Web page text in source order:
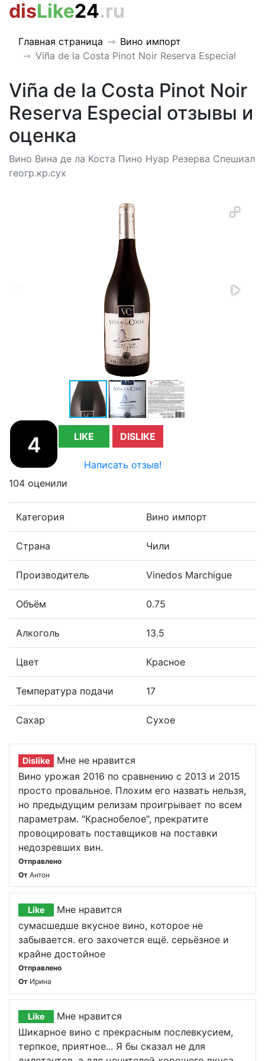
disLike24.ru
Главная страница
Вино импорт
Viña de la Costa Pinot Noir Reserva Especial
Viña de la Costa Pinot Noir
Reserva Especial отзывы и
оценка
Вино Вина де ла Коста Пино Нуар Резерва Спешиал
геогр.кр.сух
4 LIKE DISLIKE
Написать отзыв!
104 оценили
Категория Вино импорт
Страна Чили
Производитель Vinedos Marchigue
Объём 0.75
Алкоголь 13.5
Цвет Красное
Температура подачи 17
Сахар Сухое
Dislike
Мне не нравится
Вино урожая 2016 по сравнению с 2013 и 2015
просто провальное. Плохим его назвать нельзя,
но предыдущим релизам проигрывает по всем
параметрам. "Краснобелое", прекратите
провоцировать поставщиков на поставки
недозревших вин.
Отправлено
От Антон
Like
Мне нравится
сумасшедше вкусное вино, которое не
забывается. его захочется ещё. серьёзное и
крайне достойное
Отправлено
От Ирина
Like
Мне нравится
Шикарное вино с прекрасным послевкусием,
терпкое, приятное... Я бы сказал не для